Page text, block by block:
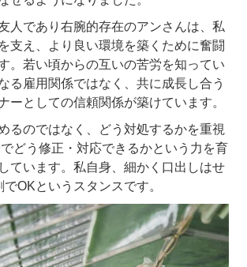
人であり右腕的存在のアンさんは、私
支え、より良い環境を築くために奮闘
。若い頃からの互いの苦労を知ってい
る雇用関係ではなく、共に成長し合う
ーとしての信頼関係が築けています。
るのではなく、どう対処するかを重視
どう修正・対応できるかという力を育
ています。私自身、細かく口出しはせ
OKというスタンスです。